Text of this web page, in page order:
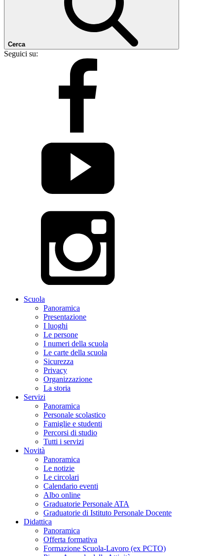
Cerca
Seguici su:
Scuola
Panoramica
Presentazione
I luoghi
Le persone
I numeri della scuola
Le carte della scuola
Sicurezza
Privacy
Organizzazione
La storia
Servizi
Panoramica
Personale scolastico
Famiglie e studenti
Percorsi di studio
Tutti i servizi
Novità
Panoramica
Le notizie
Le circolari
Calendario eventi
Albo online
Graduatorie Personale ATA
Graduatorie di Istituto Personale Docente
Didattica
Panoramica
Offerta formativa
Formazione Scuola-Lavoro (ex PCTO)